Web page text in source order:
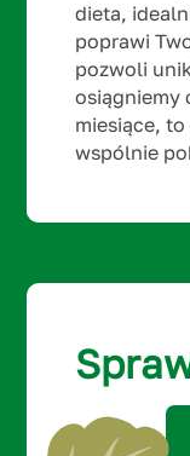
dieta,
poprawi
pozwoli
osiągniemy
miesiące,
wspólnie